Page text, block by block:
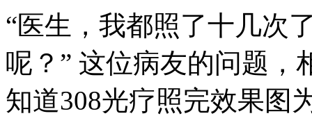
“医生，我都照了十几次
呢？” 这位病友的问题，
知道308光疗照完效果图